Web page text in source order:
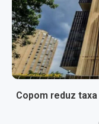
Copom reduz